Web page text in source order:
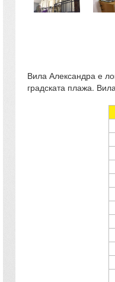
Вила Александра е
градската плажа.